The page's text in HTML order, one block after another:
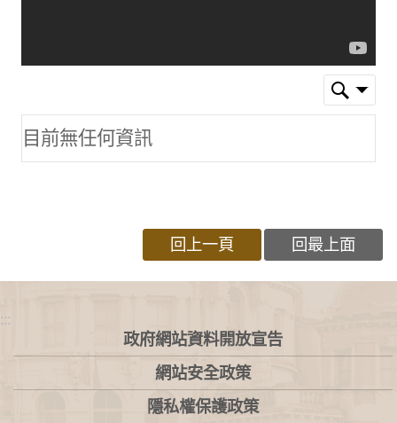
目前無任何資訊
回上一頁 回最上面
:::
政府網站資料開放宣告
網站安全政策
隱私權保護政策